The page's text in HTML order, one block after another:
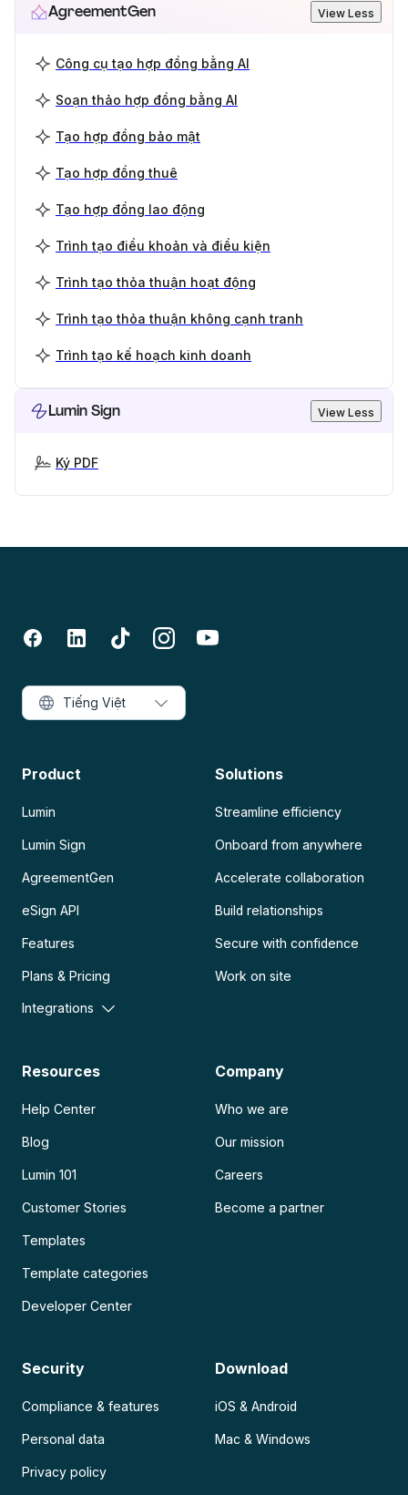
AgreementGen View Less
Công cụ tạo hợp đồng bằng AI
Soạn thảo hợp đồng bằng AI
Tạo hợp đồng bảo mật
Tạo hợp đồng thuê
Tạo hợp đồng lao động
Trình tạo điều khoản và điều kiện
Trình tạo thỏa thuận hoạt động
Trình tạo thỏa thuận không cạnh tranh
Trình tạo kế hoạch kinh doanh
Lumin Sign View Less
Ký PDF
Product
Lumin
Lumin Sign
AgreementGen
eSign API
Features
Plans & Pricing
Integrations
Solutions
Streamline efficiency
Onboard from anywhere
Accelerate collaboration
Build relationships
Secure with confidence
Work on site
Resources
Help Center
Blog
Lumin 101
Customer Stories
Templates
Template categories
Developer Center
Company
Who we are
Our mission
Careers
Become a partner
Security
Compliance & features
Personal data
Privacy policy
Download
iOS & Android
Mac & Windows
Tiếng Việt